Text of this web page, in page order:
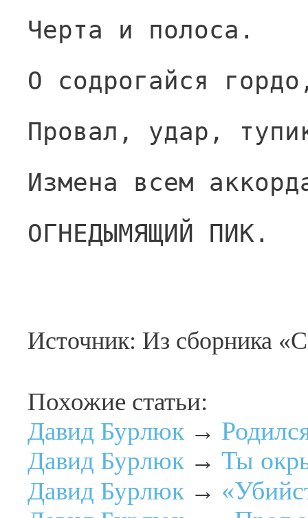
Черта и полоса.
О содрогайся
Провал, удар,
Измена всем
ОГНЕДЫМЯЩИЙ ПИК.
Источник: Из сборника
Похожие статьи:
Давид Бурлюк →
Давид Бурлюк → Ты
Давид Бурлюк →